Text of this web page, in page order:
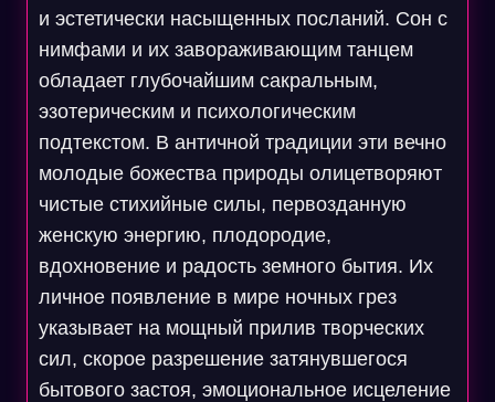
и эстетически насыщенных посланий. Сон с
нимфами и их завораживающим танцем
обладает глубочайшим сакральным,
эзотерическим и психологическим
подтекстом. В античной традиции эти вечно
молодые божества природы олицетворяют
чистые стихийные силы, первозданную
женскую энергию, плодородие,
вдохновение и радость земного бытия. Их
личное появление в мире ночных грез
указывает на мощный прилив творческих
сил, скорое разрешение затянувшегося
бытового застоя, эмоциональное исцеление